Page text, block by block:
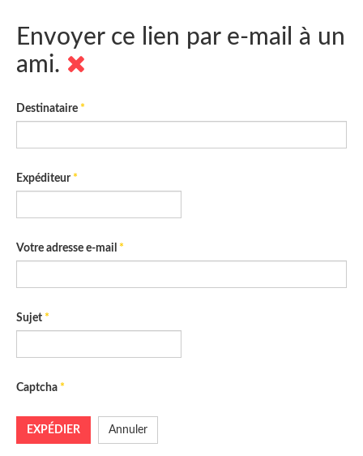
Envoyer ce lien par e-mail à un
ami.
Destinataire *
Expéditeur*
Votre adresse e-mail *
Sujet *
Captcha *
EXPÉDIER Annuler